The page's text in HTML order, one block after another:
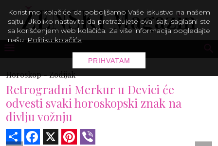
Horoskop -Zodijak
Retrogradni Merkur u Devici će
odvesti svaki horoskopski znak na
divlju vožnju
Share Facebook Pinterest
Koristimo kolačiće da poboljšamo Vaše iskustvo na našem
sajtu. Ukoliko nastavite da pretražujete ovaj sajt, saglasni ste
sa korišćenjem web kolačića. Za više informacija pogledajte
našu Politiku kolačića .
PRIHVATAM